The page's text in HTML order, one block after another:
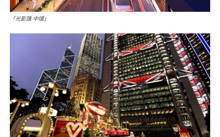
「光影匯·中環」